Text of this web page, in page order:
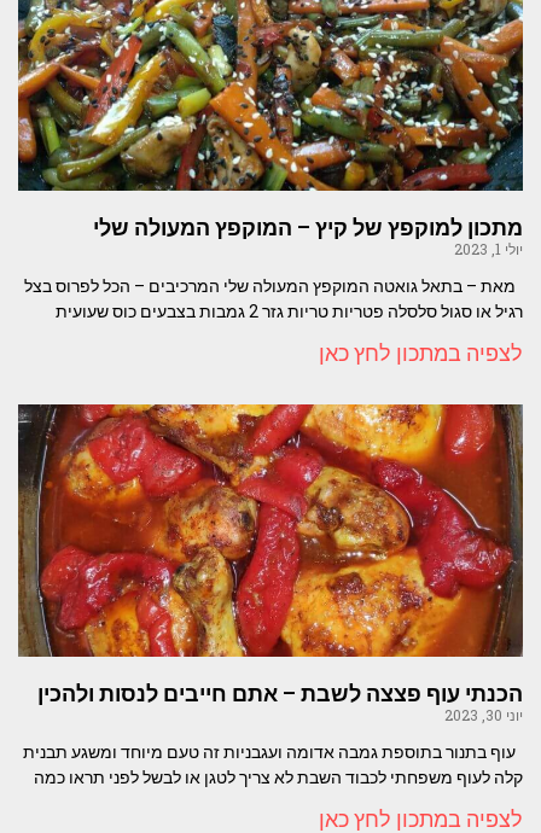
מתכון למוקפץ של קיץ – המוקפץ המעולה שלי
יולי 1, 2023
מאת – בתאל גואטה המוקפץ המעולה שלי המרכיבים – הכל לפרוס בצל
רגיל או סגול סלסלה פטריות טריות גזר 2 גמבות בצבעים כוס שעועית
לצפיה במתכון לחץ כאן
הכנתי עוף פצצה לשבת – אתם חייבים לנסות ולהכין
יוני 30, 2023
עוף בתנור בתוספת גמבה אדומה ועגבניות זה טעם מיוחד ומשגע תבנית
קלה לעוף משפחתי לכבוד השבת לא צריך לטגן או לבשל לפני תראו כמה
לצפיה במתכון לחץ כאן